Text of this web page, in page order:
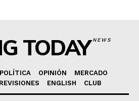
TODAYNEWS
POLÍTICA OPINIÓN
MERCADO
REVISIONES ENGLISH CLUB